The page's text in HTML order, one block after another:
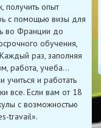
получить опыт
с помощью визы для
во Франции до
обучения,
раз, заполняя
работа, учеба…
и работать
все. Если вам от 18
с возможностью
travail».